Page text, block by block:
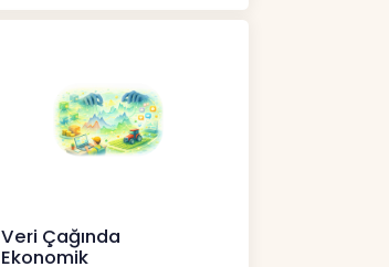
Veri Çağında
Ekonomik